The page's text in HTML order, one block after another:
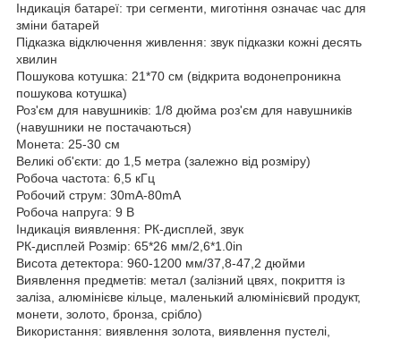
Індикація батареї: три сегменти, миготіння означає час для
зміни батарей
Підказка відключення живлення: звук підказки кожні десять
хвилин
Пошукова котушка: 21*70 см (відкрита водонепроникна
пошукова котушка)
Роз'єм для навушників: 1/8 дюйма роз'єм для навушників
(навушники не постачаються)
Монета: 25-30 см
Великі об'єкти: до 1,5 метра (залежно від розміру)
Робоча частота: 6,5 кГц
Робочий струм: 30mA-80mA
Робоча напруга: 9 В
Індикація виявлення: РК-дисплей, звук
РК-дисплей Розмір: 65*26 мм/2,6*1.0in
Висота детектора: 960-1200 мм/37,8-47,2 дюйми
Виявлення предметів: метал (залізний цвях, покриття із
заліза, алюмінієве кільце, маленький алюмінієвий продукт,
монети, золото, бронза, срібло)
Використання: виявлення золота, виявлення пустелі,